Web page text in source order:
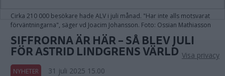
Cirka 210 000 besökare hade ALV i juli månad. "Har inte alls motsvarat
förväntningarna", säger vd Joacim Johansson. Foto: Ossian Mathiasson
SIFFRORNA ÄR HÄR – SÅ BLEV JULI
FÖR ASTRID LINDGRENS VÄRLD
NYHETER 31 juli 2025 15.00
Visa privacy